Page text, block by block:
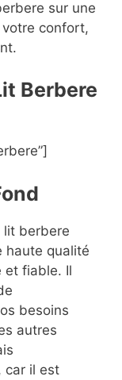
sur une
confort,
Berbere
lit berbere
haute qualité
et fiable. Il
besoins
autres
car il est